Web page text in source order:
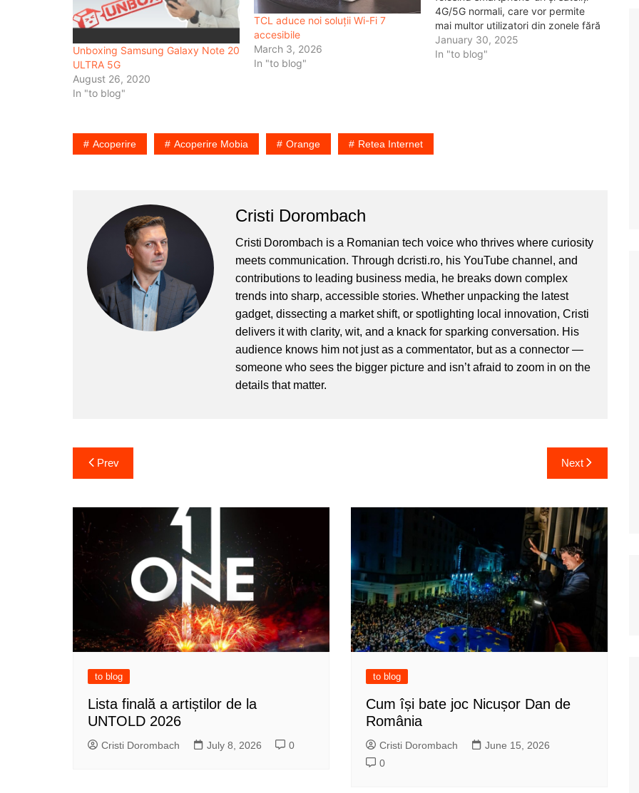
Unboxing Samsung Galaxy Note 20
ULTRA 5G
August 26, 2020
In "to blog"
TCL aduce noi soluții Wi-Fi 7
accesibile
March 3, 2026
In "to blog"
4G/5G normali, care vor permite
mai multor utilizatori din zonele fără
acoperire mobilă să efectueze și să
primească apeluri video, să
January 30, 2025
In "to blog"
Acoperire Acoperire Mobia Orange Retea Internet
Cristi Dorombach
Cristi Dorombach is a Romanian tech voice who thrives where curiosity
meets communication. Through dcristi.ro, his YouTube channel, and
contributions to leading business media, he breaks down complex
trends into sharp, accessible stories. Whether unpacking the latest
gadget, dissecting a market shift, or spotlighting local innovation, Cristi
delivers it with clarity, wit, and a knack for sparking conversation. His
audience knows him not just as a commentator, but as a connector —
someone who sees the bigger picture and isn’t afraid to zoom in on the
details that matter.
Post
navigation
Prev Next
to blog
Lista finală a artiștilor de la
UNTOLD 2026
Cristi Dorombach July 8, 2026 0
to blog
Cum își bate joc Nicușor Dan de
România
Cristi Dorombach
June 15, 2026
0